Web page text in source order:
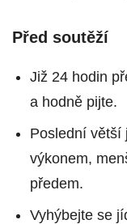
Před soutěží
Již 24 hodin
a hodně pijte.
Poslední větší
výkonem,
předem.
Vyhýbejte se